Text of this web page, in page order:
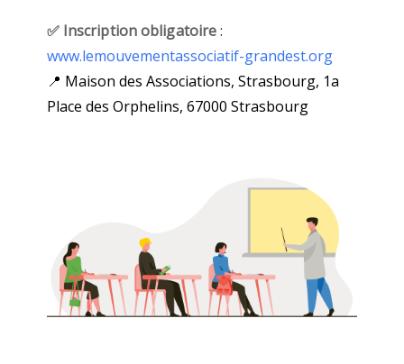
✅​ Inscription obligatoire:
www.lemouvementassociatif-grandest.org
📍​ Maison des Associations, Strasbourg, 1a
Place des Orphelins, 67000 Strasbourg